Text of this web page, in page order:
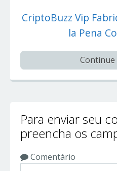
CriptoBuzz Vip
la Pena
Continue
Para enviar seu
preencha os
Comentário